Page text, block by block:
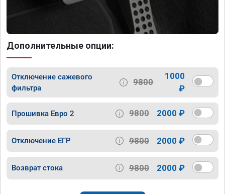
Дополнительные опции:
Отключение сажевого
фильтра
9800
1000
₽
Прошивка Евро 2 9800 2000 ₽
Отключение ЕГР 9800 2000 ₽
Возврат стока 9800 2000 ₽